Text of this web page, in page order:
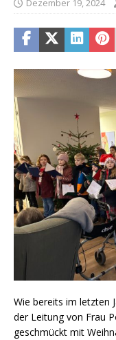
Dezember 19, 2024
Wie bereits im letzten
der Leitung von Frau
geschmückt mit